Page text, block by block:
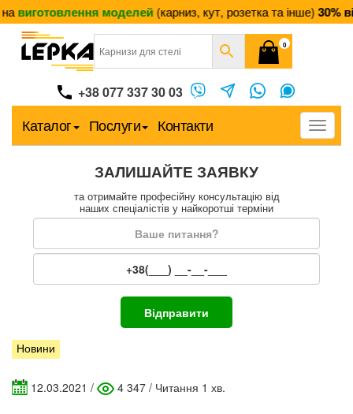
моделей(карниз, кут, розетка та інше)30% від
0
+38 077 337 30 03
Каталог Послуги Контакти Меню
ЗАЛИШАЙТЕ ЗАЯВКУ
та отримайте професійну консультацію від
наших спеціалістів у найкоротші терміни
Новини
12.03.2021 / 4 347 / Читання 1 хв.